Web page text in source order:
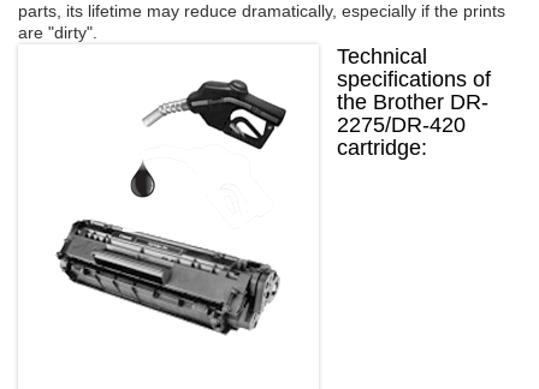
Refilling cartridges Mita
Refilling cartridges Olivetti
Refilling cartridges Ricoh
Refilling cartridges Pantum
Refilling cartridges Toshiba
parts, its lifetime may reduce dramatically, especially if the prints
are "dirty".
Technical
specifications of
the Brother DR-
2275/DR-420
cartridge: